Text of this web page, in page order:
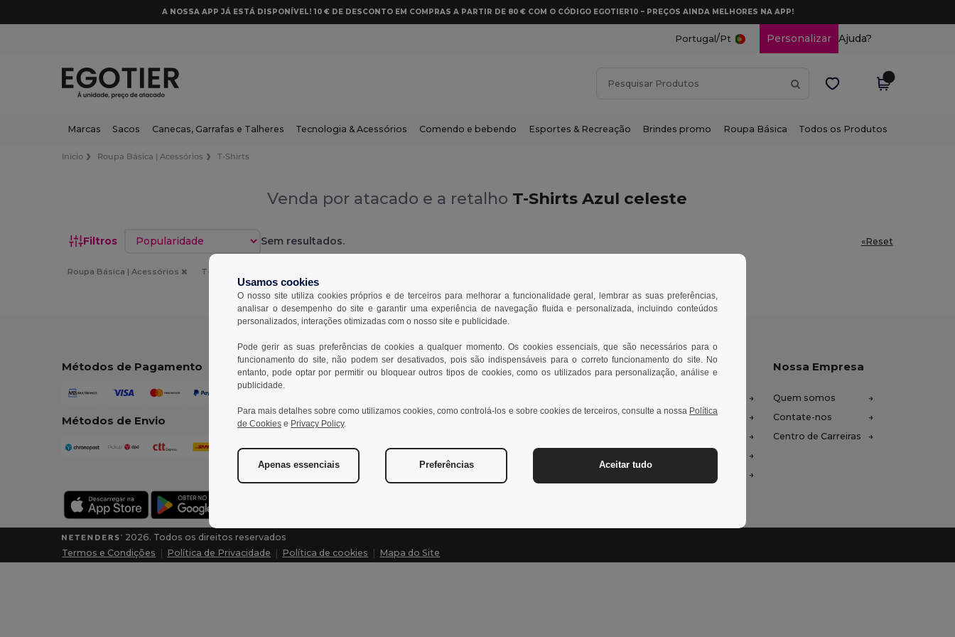
A NOSSA APP JÁ ESTÁ DISPONÍVEL! 10 € DE DESCONTO EM COMPRAS A PARTIR DE 80 € COM O CÓDIGO EGOTIER10 – PREÇOS AINDA MELHORES NA APP!
Portugal /Pt Personalizar Ajuda?
Marcas Sacos Canecas, Garrafas e Talheres Tecnologia & Acessórios Comendo e bebendo Esportes & Recreação Brindes promo Roupa Básica Todos os Produtos
Início Roupa Básica | Acessórios T-Shirts
Venda por atacado e a retalho T-Shirts Azul celeste
Filtros Classificar por Sem resultados. «Reset
Roupa Básica | Acessórios T-Shirts
Métodos de Pagamento
Métodos de Envio
Contate-nos
cliente@egotier.pt
vendas@egotier.pt
Deixe-nos ajudar
Preços de Atacado
Nossa Empresa
Quem somos
Contate-nos
Centro de Carreiras
2026. Todos os direitos reservados
Termos e Condições
Política de Privacidade Política de cookies Mapa do Site
Usamos cookies
O nosso site utiliza cookies próprios e de terceiros para melhorar a funcionalidade geral, lembrar as suas preferências,
analisar o desempenho do site e garantir uma experiência de navegação fluida e personalizada, incluindo conteúdos
personalizados, interações otimizadas com o nosso site e publicidade.
Pode gerir as suas preferências de cookies a qualquer momento. Os cookies essenciais, que são necessários para o
funcionamento do site, não podem ser desativados, pois são indispensáveis para o correto funcionamento do site. No
entanto, pode optar por permitir ou bloquear outros tipos de cookies, como os utilizados para personalização, análise e
publicidade.
Para mais detalhes sobre como utilizamos cookies, como controlá-los e sobre cookies de terceiros, consulte a nossa Política
de Cookies e Privacy Policy.
Apenas essenciais Preferências Aceitar tudo